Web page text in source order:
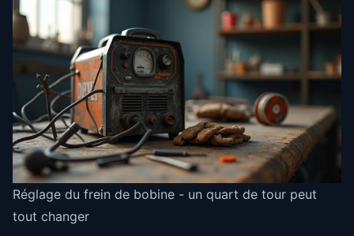
Réglage du frein de bobine - un quart de tour peut
tout changer